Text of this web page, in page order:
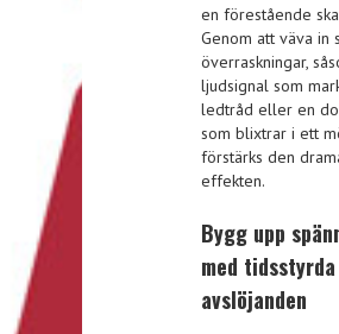
en förestående
Genom att väva in
överraskningar,
ljudsignal som
ledtråd eller en
som blixtrar i ett
förstärks den
effekten.
Bygg upp
med tidsstyrda
avslöjanden